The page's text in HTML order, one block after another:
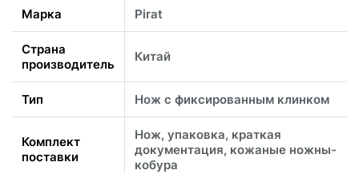
Марка Pirat
Страна
производитель
Китай
Тип Нож с фиксированным клинком
Комплект
поставки
Нож, упаковка, краткая
документация, кожаные ножны-
кобура